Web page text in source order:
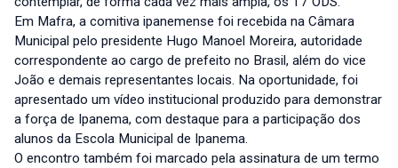
Em Mafra, a comitiva ipanemense foi recebida na Câmara
Municipal pelo presidente Hugo Manoel Moreira, autoridade
correspondente ao cargo de prefeito no Brasil, além do vice
João e demais representantes locais. Na oportunidade, foi
apresentado um vídeo institucional produzido para demonstrar
a força de Ipanema, com destaque para a participação dos
alunos da Escola Municipal de Ipanema.
O encontro também foi marcado pela assinatura de um termo